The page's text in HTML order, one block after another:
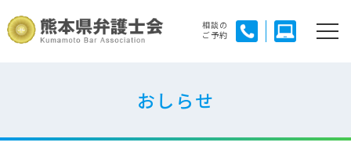
相談の
ご予約
おしらせ